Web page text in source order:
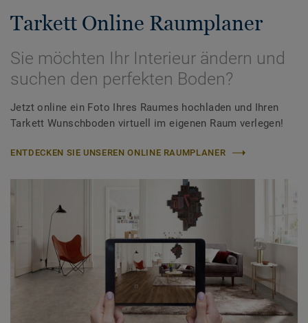
Tarkett Online Raumplaner
Sie möchten Ihr Interieur ändern und
suchen den perfekten Boden?
Jetzt online ein Foto Ihres Raumes hochladen und Ihren
Tarkett Wunschboden virtuell im eigenen Raum verlegen!
ENTDECKEN SIE UNSEREN ONLINE RAUMPLANER